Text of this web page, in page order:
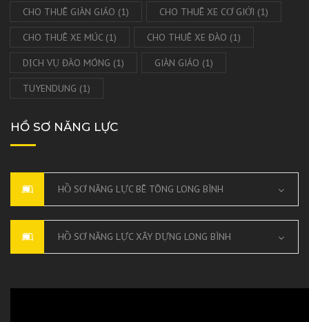
CHO THUÊ GIÀN GIÁO (1) CHO THUÊ XE CƠ GIỚI (1)
CHO THUÊ XE MÚC (1) CHO THUÊ XE ĐÀO (1)
DỊCH VỤ ĐÀO MÓNG (1) GIÀN GIÁO (1)
TUYENDUNG (1)
HỒ SƠ NĂNG LỰC
HỒ SƠ NĂNG LỰC BÊ TÔNG LONG BÌNH
HỒ SƠ NĂNG LỰC XÂY DỰNG LONG BÌNH